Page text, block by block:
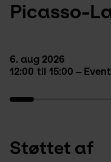
6. aug 2026
12:00 til 15:00 Event
Støttet af